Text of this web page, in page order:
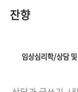
잔향
임상심리학/상담